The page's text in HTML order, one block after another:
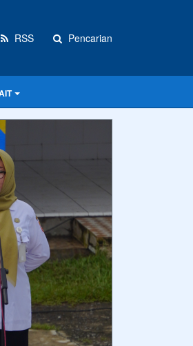
RSS Pencarian